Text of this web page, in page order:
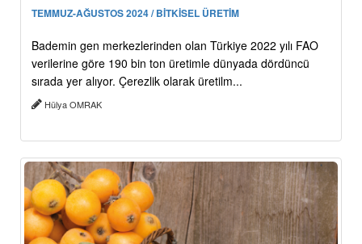
TEMMUZ-AĞUSTOS 2024 / BİTKİSEL ÜRETİM
Bademin gen merkezlerinden olan Türkiye 2022 yılı FAO
verilerine göre 190 bin ton üretimle dünyada dördüncü
sırada yer alıyor. Çerezlik olarak üretilm...
Hülya OMRAK